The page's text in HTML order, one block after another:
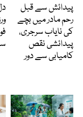
پیدائش سے قبل
رحم مادر میں بچے
کی نایاب سرجری،
پیدائشی نقص
کامیابی سے دور